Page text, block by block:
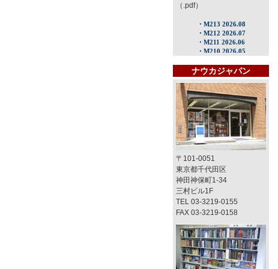
（.pdf）
ナウカジャパン
〒101-0051
東京都千代田区
神田神保町1-34
三村ビル1F
TEL 03-3219-0155
FAX 03-3219-0158